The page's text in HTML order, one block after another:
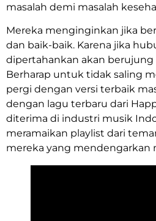
masalah demi masalah
Mereka menginginkan jika
dan baik-baik. Karena jika
dipertahankan akan
Berharap untuk tidak saling
pergi dengan versi terbaik
dengan lagu terbaru dari
diterima di industri musik
meramaikan playlist dari
mereka yang mendengarkan